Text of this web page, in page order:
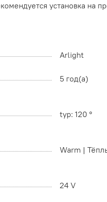
установка на
Arlight
5 год(а)
typ: 120 °
Warm |
24 V